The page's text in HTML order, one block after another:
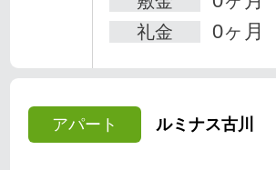
礼金 0ヶ月
アパート ルミナス古川